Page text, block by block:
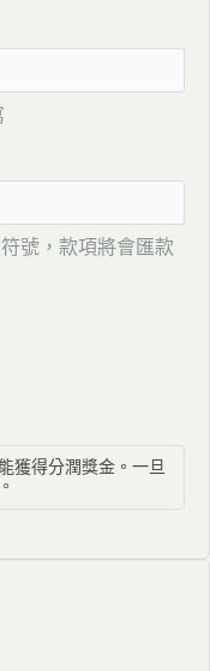
號，款項將會匯款
獲得分潤獎金。一旦